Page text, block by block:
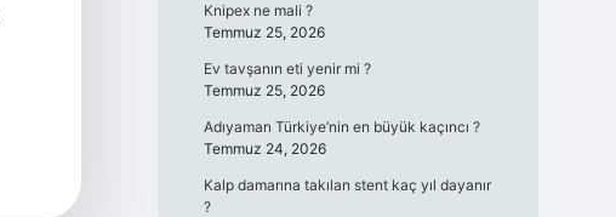
Knipex ne mali ?
Temmuz 25, 2026
Ev tavşanın eti yenir mi ?
Temmuz 25, 2026
Adıyaman Türkiye’nin en büyük kaçıncı ?
Temmuz 24, 2026
Kalp damarına takılan stent kaç yıl dayanır
?